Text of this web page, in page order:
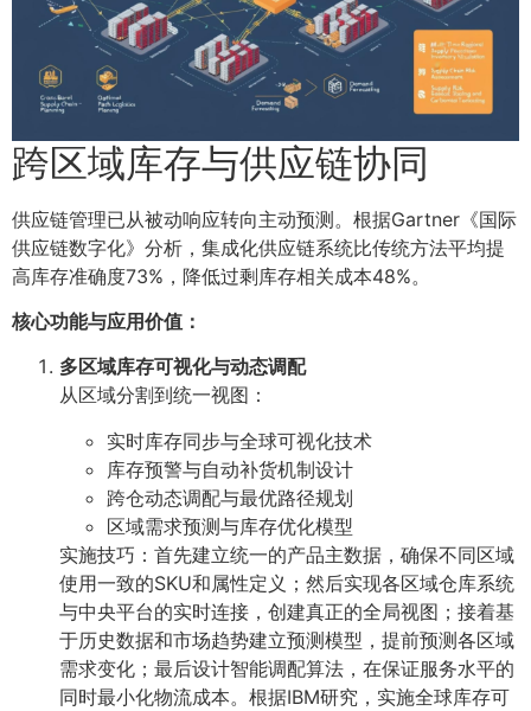
跨区域库存与供应链协同
供应链管理已从被动响应转向主动预测。根据Gartner《国际
供应链数字化》分析，集成化供应链系统比传统方法平均提
高库存准确度73%，降低过剩库存相关成本48%。
核心功能与应用价值：
多区域库存可视化与动态调配
从区域分割到统一视图：
实时库存同步与全球可视化技术
库存预警与自动补货机制设计
跨仓动态调配与最优路径规划
区域需求预测与库存优化模型
实施技巧：首先建立统一的产品主数据，确保不同区域
使用一致的SKU和属性定义；然后实现各区域仓库系统
与中央平台的实时连接，创建真正的全局视图；接着基
于历史数据和市场趋势建立预测模型，提前预测各区域
需求变化；最后设计智能调配算法，在保证服务水平的
同时最小化物流成本。根据IBM研究，实施全球库存可